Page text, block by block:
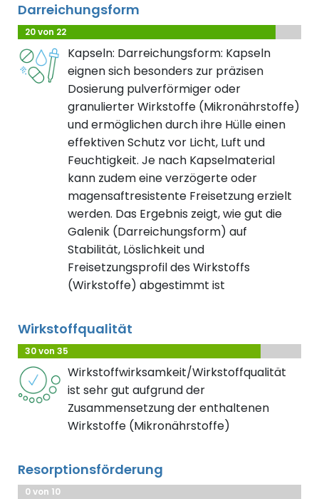
Darreichungsform
20 von 22
Kapseln: Darreichungsform: Kapseln
eignen sich besonders zur präzisen
Dosierung pulverförmiger oder
granulierter Wirkstoffe (Mikronährstoffe)
und ermöglichen durch ihre Hülle einen
effektiven Schutz vor Licht, Luft und
Feuchtigkeit. Je nach Kapselmaterial
kann zudem eine verzögerte oder
magensaftresistente Freisetzung erzielt
werden. Das Ergebnis zeigt, wie gut die
Galenik (Darreichungsform) auf
Stabilität, Löslichkeit und
Freisetzungsprofil des Wirkstoffs
(Wirkstoffe) abgestimmt ist
Wirkstoffqualität
30 von 35
Wirkstoffwirksamkeit/Wirkstoffqualität
ist sehr gut aufgrund der
Zusammensetzung der enthaltenen
Wirkstoffe (Mikronährstoffe)
Resorptionsförderung
0 von 10